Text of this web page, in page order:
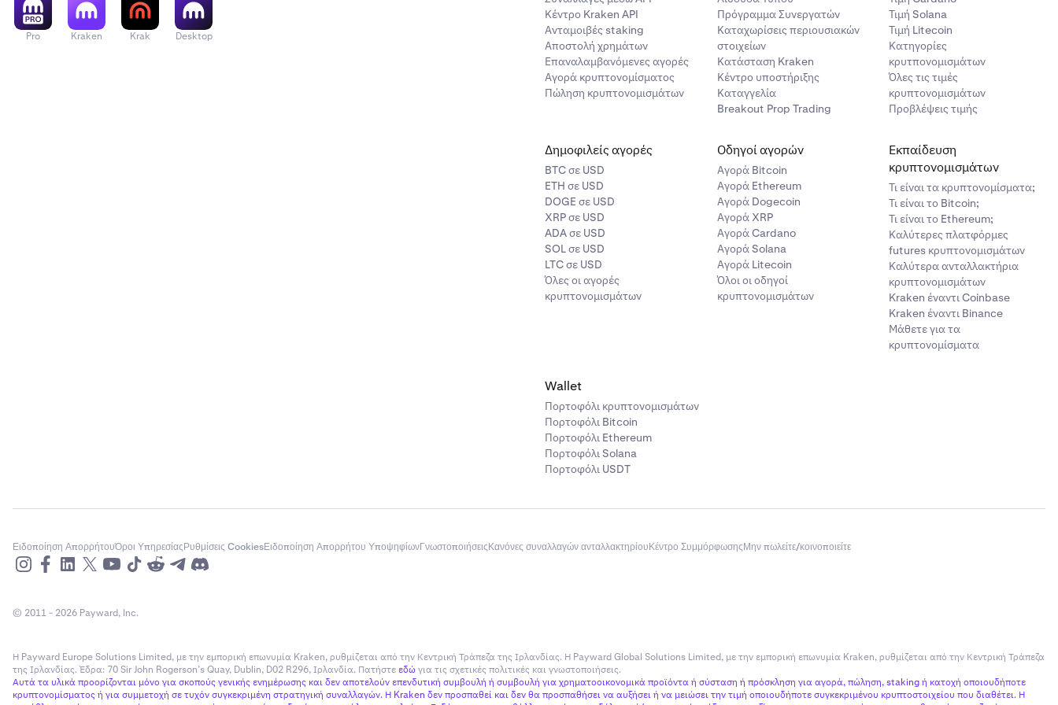
Pro Kraken Krak Desktop
Κέντρο Kraken API
Ανταμοιβές staking
Αποστολή χρημάτων
Επαναλαμβανόμενες αγορές
Αγορά κρυπτονομίσματος
Πώληση κρυπτονομισμάτων
Πρόγραμμα Συνεργατών
Καταχωρίσεις περιουσιακών
στοιχείων
Κατάσταση Kraken
Κέντρο υποστήριξης
Καταγγελία
Breakout Prop Trading
Τιμή Solana
Τιμή Litecoin
Κατηγορίες
κρυτπονομισμάτων
Όλες τις τιμές
κρυπτονομισμάτων
Προβλέψεις τιμής
Δημοφιλείς αγορές
BTC σε USD
ETH σε USD
DOGE σε USD
XRP σε USD
ADA σε USD
SOL σε USD
LTC σε USD
Όλες οι αγορές
κρυπτονομισμάτων
Οδηγοί αγορών
Αγορά Bitcoin
Αγορά Ethereum
Αγορά Dogecoin
Αγορά XRP
Αγορά Cardano
Αγορά Solana
Αγορά Litecoin
Όλοι οι οδηγοί
κρυπτονομισμάτων
Εκπαίδευση
κρυπτονομισμάτων
Τι είναι τα κρυπτονομίσματα;
Τι είναι το Bitcoin;
Τι είναι το Ethereum;
Καλύτερες πλατφόρμες
futures κρυπτονομισμάτων
Καλύτερα ανταλλακτήρια
κρυπτονομισμάτων
Kraken έναντι Coinbase
Kraken έναντι Binance
Μάθετε για τα
κρυπτονομίσματα
Wallet
Πορτοφόλι κρυπτονομισμάτων
Πορτοφόλι Bitcoin
Πορτοφόλι Ethereum
Πορτοφόλι Solana
Πορτοφόλι USDT
Ειδοποίηση ΑπορρήτουΌροι ΥπηρεσίαςΡυθμίσεις CookiesΕιδοποίηση Απορρήτου ΥποψηφίωνΓνωστοποιήσειςΚανόνες συναλλαγών ανταλλακτηρίουΚέντρο ΣυμμόρφωσηςΜην πωλείτε/κοινοποιείτε
© 2011 - 2026 Payward, Inc.
Η Payward Europe Solutions Limited, με την εμπορική επωνυμία Kraken, ρυθμίζεται από την Κεντρική Τράπεζα της Ιρλανδίας. Η Payward Global Solutions Limited, με την εμπορική επωνυμία Kraken, ρυθμίζεται από την Κεντρική Τράπεζα
της Ιρλανδίας. Έδρα: 70 Sir John Rogerson’s Quay, Dublin, D02 R296, Ιρλανδία. Πατήστεεδώγια τις σχετικές πολιτικές και γνωστοποιήσεις.
Αυτά τα υλικά προορίζονται μόνο για σκοπούς γενικής ενημέρωσης και δεν αποτελούν επενδυτική συμβουλή ή συμβουλή για χρηματοοικονομικά προϊόντα ή σύσταση ή πρόσκληση για αγορά, πώληση, staking ή κατοχή οποιουδήποτε
κρυπτονομίσματος ή για συμμετοχή σε τυχόν συγκεκριμένη στρατηγική συναλλαγών. Η Kraken δεν προσπαθεί και δεν θα προσπαθήσει να αυξήσει ή να μειώσει την τιμή οποιουδήποτε συγκεκριμένου κρυπτοστοιχείου που διαθέτει. Η